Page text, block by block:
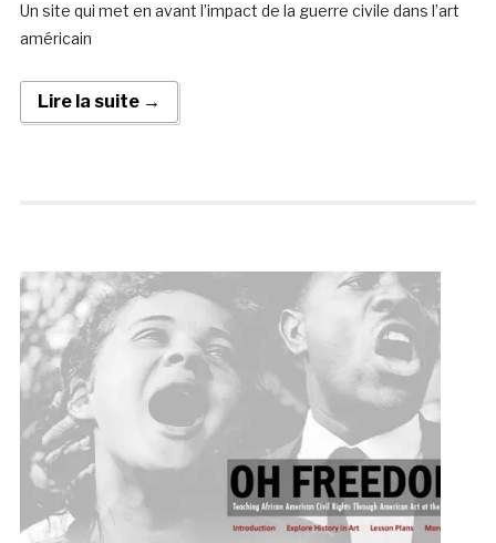
Un site qui met en avant l’impact de la guerre civile dans l’art
américain
Lire la suite →